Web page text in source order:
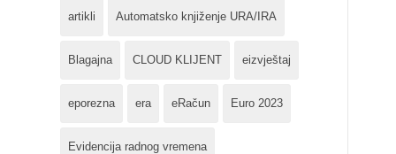
artikli Automatsko knjiženje URA/IRA
Blagajna CLOUD KLIJENT eizvještaj
eporezna era eRačun Euro 2023
Evidencija radnog vremena